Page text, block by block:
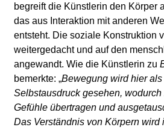
begreift die Künstlerin den Körper
das aus Interaktion mit anderen
entsteht. Die soziale Konstruktion
weitergedacht und auf den
angewandt. Wie die Künstlerin zu
bemerkte: „Bewegung wird hier
Selbstausdruck gesehen,
Gefühle übertragen und
Das Verständnis von Körpern wird